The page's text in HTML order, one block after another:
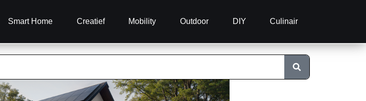
Smart Home Creatief Mobility Outdoor DIY Culinair